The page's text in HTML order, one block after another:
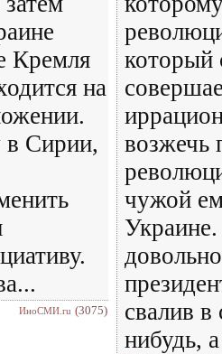
Кремля
на
в Сирии,
ИноСМИ.ru (3075)
который
возжечь
чужой
свалив в
нибудь,